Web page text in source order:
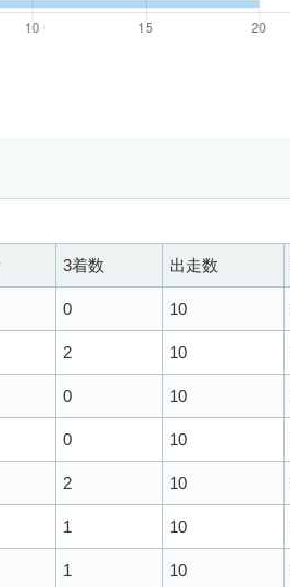
3着数 出走数
0 10
2 10
0 10
0 10
2 10
1 10
1 10